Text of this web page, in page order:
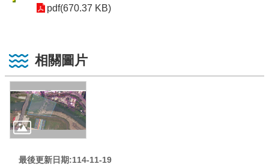
pdf(670.37 KB)
相關圖片
最後更新日期:114-11-19